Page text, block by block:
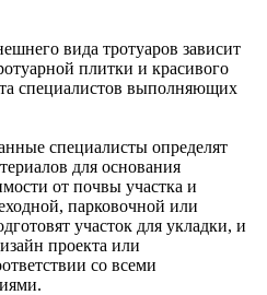
вида тротуаров зависит
плитки и красивого
специалистов выполняющих
специалисты определят
для основания
от почвы участка и
парковочной или
участок для укладки, и
проекта или
со всеми